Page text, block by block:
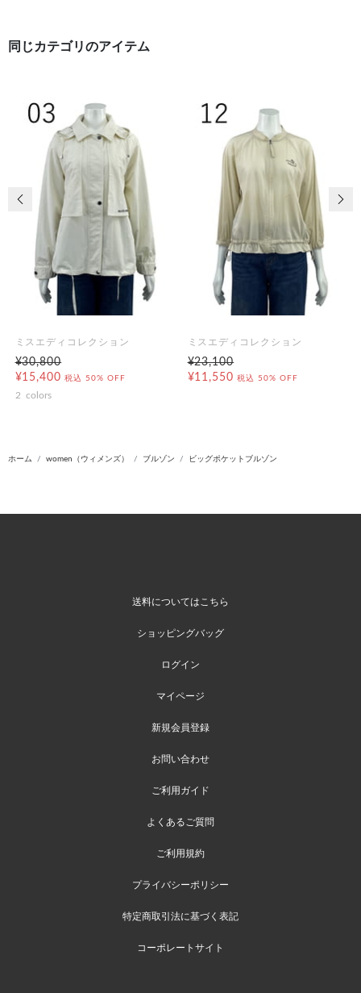
同じカテゴリのアイテム
ミスエディコレクション
¥30,800
¥15,400 税込 50% OFF
2 colors
ミスエディコレクション
¥23,100
¥11,550 税込 50% OFF
前の画像
ホーム women（ウィメンズ） ブルゾン ビッグポケットブルゾン
送料についてはこちら
ショッピングバッグ
ログイン
マイページ
新規会員登録
お問い合わせ
ご利用ガイド
よくあるご質問
ご利用規約
プライバシーポリシー
特定商取引法に基づく表記
コーポレートサイト